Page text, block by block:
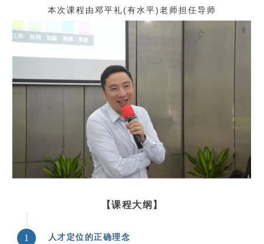
本次课程由邓平礼(有水平)老师担任导师
【课程大纲】
1
人才定位的正确理念